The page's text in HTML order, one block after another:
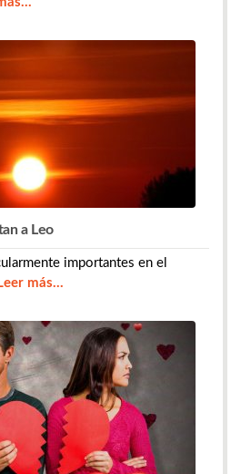
a Leo
importantes en el
Leer más...